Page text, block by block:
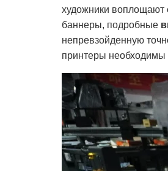
художники воплощают
баннеры, подробные
непревзойденную
принтеры необходимы